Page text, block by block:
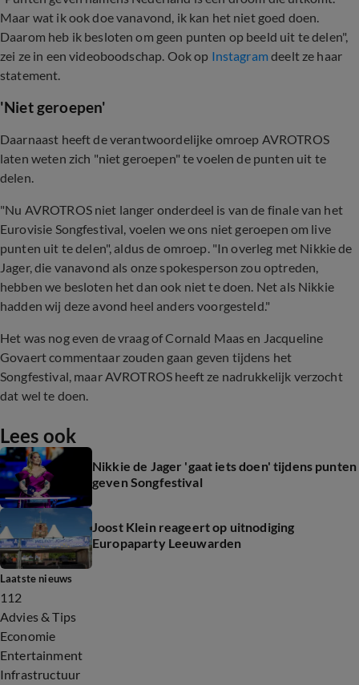
Maar wat ik ook doe vanavond, ik kan het niet goed doen.
Daarom heb ik besloten om geen punten op beeld uit te delen",
zei ze in een videoboodschap. Ook op Instagramdeelt ze haar
statement.
'Niet geroepen'
Daarnaast heeft de verantwoordelijke omroep AVROTROS
laten weten zich "niet geroepen" te voelen de punten uit te
delen.
"Nu AVROTROS niet langer onderdeel is van de finale van het
Eurovisie Songfestival, voelen we ons niet geroepen om live
punten uit te delen", aldus de omroep. "In overleg met Nikkie de
Jager, die vanavond als onze spokesperson zou optreden,
hebben we besloten het dan ook niet te doen. Net als Nikkie
hadden wij deze avond heel anders voorgesteld."
Het was nog even de vraag of Cornald Maas en Jacqueline
Govaertcommentaar zouden gaan geven tijdens het
Songfestival, maar AVROTROS heeft ze nadrukkelijk verzocht
dat wel te doen.
Lees ook
Nikkie de Jager 'gaat iets doen' tijdens punten
geven Songfestival
Joost Klein reageert op uitnodiging
Europaparty Leeuwarden
Laatste nieuws
112
Advies & Tips
Economie
Entertainment
Infrastructuur